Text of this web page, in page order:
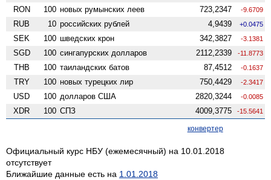
RON 100 новых румынских леев 723,2347 -9.6709
RUB 10 российских рублей 4,9439 +0.0475
SEK 100 шведских крон 342,3827 -3.1381
SGD 100 сингапурских долларов 2112,2339 -11.8773
THB 100 таиландских батов 87,4512 -0.1637
TRY 100 новых турецких лир 750,4429 -2.3417
USD 100 долларов США 2820,3244 -0.0085
XDR 100 СПЗ 4009,3775 -15.5641
конвертер
Официальный курс НБУ (ежемесячный) на 10.01.2018
отсутствует
Ближайшие данные есть на 1.01.2018